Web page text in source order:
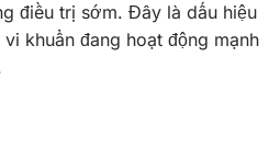
điều trị sớm. Đây là dấu hiệu
khuẩn đang hoạt động mạnh